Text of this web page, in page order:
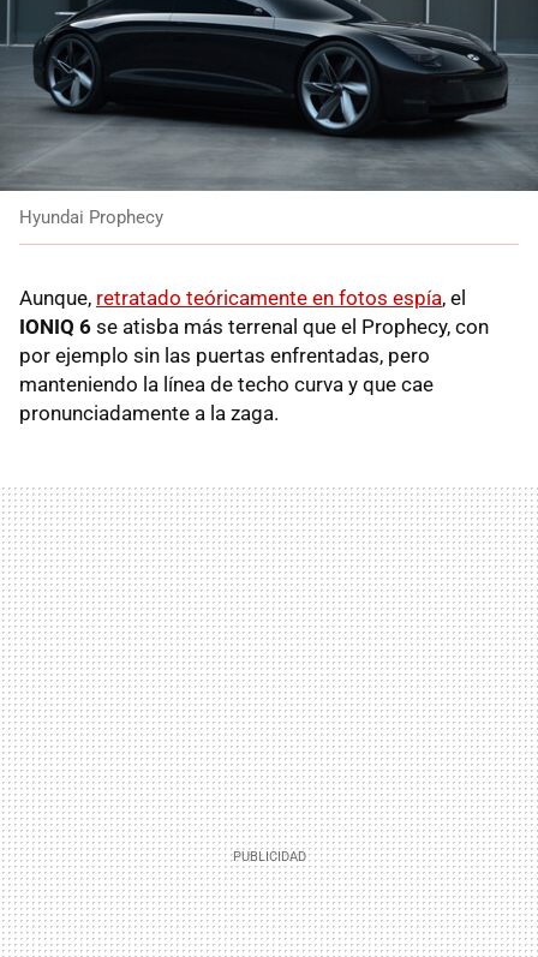
Hyundai Prophecy
Aunque, retratado teóricamente en fotos espía, el
IONIQ 6 se atisba más terrenal que el Prophecy, con
por ejemplo sin las puertas enfrentadas, pero
manteniendo la línea de techo curva y que cae
pronunciadamente a la zaga.